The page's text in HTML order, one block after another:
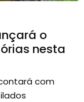
o
nesta
com